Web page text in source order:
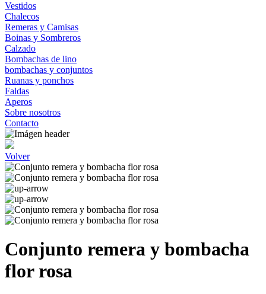
Vestidos
Chalecos
Remeras y Camisas
Boinas y Sombreros
Calzado
Bombachas de lino
bombachas y conjuntos
Ruanas y ponchos
Faldas
Aperos
Sobre nosotros
Contacto
Volver
Conjunto remera y bombacha
flor rosa